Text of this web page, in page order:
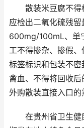
散装米豆腐不得
应检出二氧化硫残
600mg/100mL、单
工不得掺杂、掺假
标签标识和包装不
禽血、不得将回收
外购散装直接入口的
在贵州省卫生健